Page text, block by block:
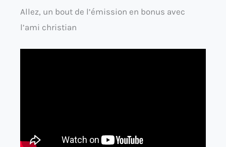
Allez, un bout de l’émission en bonus avec
l’ami christian